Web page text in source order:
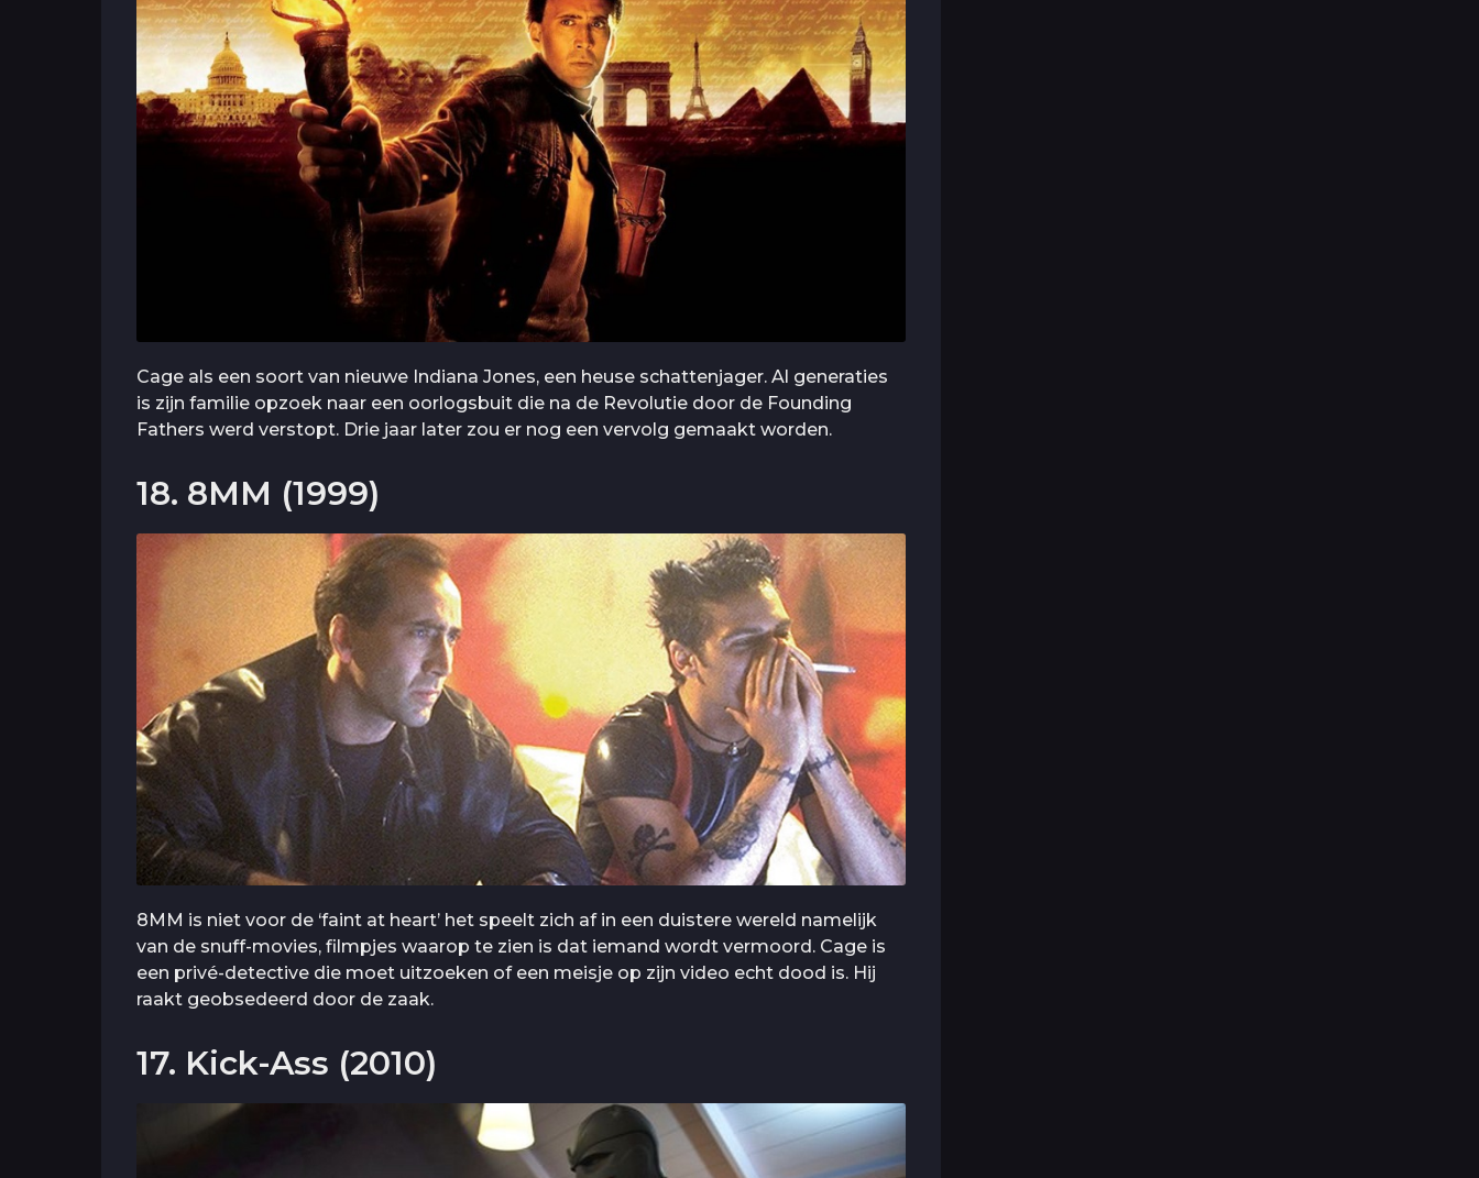
Cage als een soort van nieuwe Indiana Jones, een heuse schattenjager. Al generaties
is zijn familie opzoek naar een oorlogsbuit die na de Revolutie door de Founding
Fathers werd verstopt. Drie jaar later zou er nog een vervolg gemaakt worden.
18. 8MM (1999)
8MM is niet voor de ‘faint at heart’ het speelt zich af in een duistere wereld namelijk
van de snuff-movies, filmpjes waarop te zien is dat iemand wordt vermoord. Cage is
een privé-detective die moet uitzoeken of een meisje op zijn video echt dood is. Hij
raakt geobsedeerd door de zaak.
17. Kick-Ass (2010)